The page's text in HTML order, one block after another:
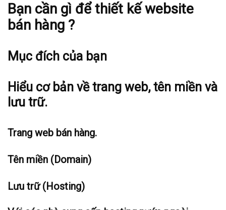
Bạn cần gì để thiết kế website
bán hàng ?
Mục đích của bạn
Hiểu cơ bản về trang web, tên miền và
lưu trữ.
Trang web bán hàng.
Tên miền (Domain)
Lưu trữ (Hosting)